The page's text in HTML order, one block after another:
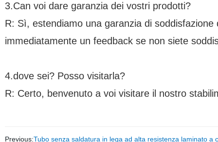
3.Can voi dare garanzia dei vostri prodotti?
R: Sì, estendiamo una garanzia di
immediatamente un feedback se non siete
4.dove sei? Posso visitarla?
R: Certo, benvenuto a voi visitare il nostro
Previous:Tubo senza saldatura in lega ad alta resistenza laminato a